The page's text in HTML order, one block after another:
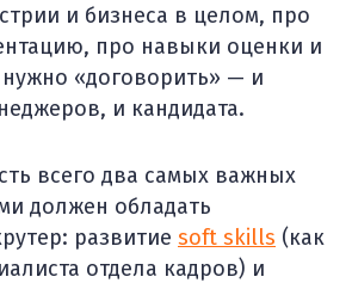
и бизнеса в целом, про
про навыки оценки и
нужно «договорить» — и
и кандидата.
всего два самых важных
должен обладать
развитие soft skills (как
отдела кадров) и